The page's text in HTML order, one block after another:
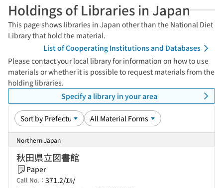
Holdings of Libraries in Japan
This page shows libraries in Japan other than the National Diet
Library that hold the material.
List of Cooperating Institutions and Databases
Please contact your local library for information on how to use
materials or whether it is possible to request materials from the
holding libraries.
Specify a library in your area
Northern Japan
秋田県立図書館
Paper
Call No.： 371.2/ｴﾙ/